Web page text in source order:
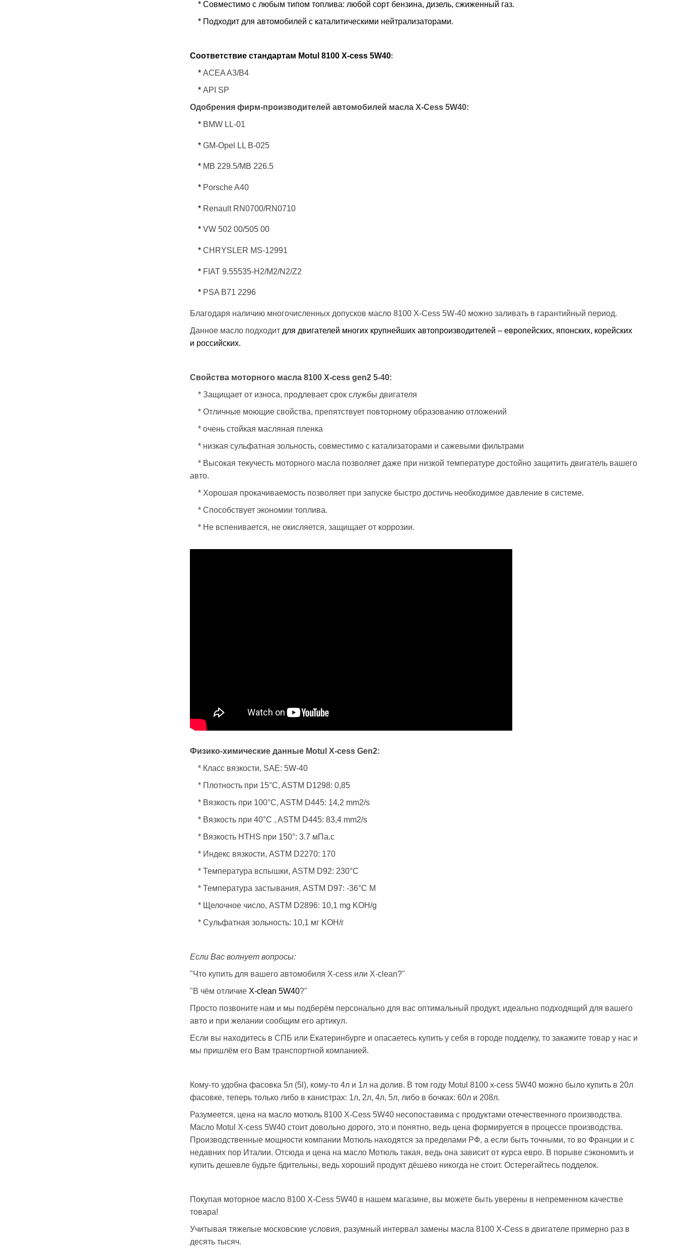
* Совместимо с любым типом топлива: любой сорт бензина, дизель, сжиженный газ.
* Подходит для автомобилей с каталитическими нейтрализаторами.
Соответствие стандартам Motul 8100 X-cess 5W40:
* ACEA A3/B4
* API SР
Одобрения фирм-производителей автомобилей масла X-Cess 5W40:
* BMW LL-01
* GM-Opel LL B-025
* MB 229.5/MB 226.5
* Porsche A40
* Renault RN0700/RN0710
* VW 502 00/505 00
* CHRYSLER MS-12991
* FIAT 9.55535-H2/M2/N2/Z2
* PSA B71 2296
Благодаря наличию многочисленных допусков масло 8100 X-Cess 5W-40 можно заливать в гарантийный период.
Данное масло подходит для двигателей многих крупнейших автопроизводителей – европейских, японских, корейских
и российских.
Свойства моторного масла 8100 X-cess gen2 5-40:
* Защищает от износа, продлевает срок службы двигателя
* Отличные моющие свойства, препятствует повторному образованию отложений
* очень стойкая масляная пленка
* низкая сульфатная зольность, совместимо с катализаторами и сажевыми фильтрами
* Высокая текучесть моторного масла позволяет даже при низкой температуре достойно защитить двигатель вашего
авто.
* Хорошая прокачиваемость позволяет при запуске быстро достичь необходимое давление в системе.
* Способствует экономии топлива.
* Не вспенивается, не окисляется, защищает от коррозии.
Физико-химические данные Motul X-cess Gen2:
* Класс вязкости, SAE: 5W-40
* Плотность при 15°C, ASTM D1298: 0,85
* Вязкость при 100°C, ASTM D445: 14,2 mm2/s
* Вязкость при 40°C , ASTM D445: 83,4 mm2/s
* Вязкость HTHS при 150°: 3.7 мПа.с
* Индекс вязкости, ASTM D2270: 170
* Температура вспышки, ASTM D92: 230°C
* Температура застывания, ASTM D97: -36°C М
* Щелочное число, ASTM D2896: 10,1 mg KOH/g
* Сульфатная зольность: 10,1 мг KOH/г
Если Вас волнует вопросы:
"Что купить для вашего автомобиля X-cess или X-clean?"
"В чём отличие X-clean 5W40?"
Просто позвоните нам и мы подберём персонально для вас оптимальный продукт, идеально подходящий для вашего
авто и при желании сообщим его артикул.
Если вы находитесь в СПБ или Екатеринбурге и опасаетесь купить у себя в городе подделку, то закажите товар у нас и
мы пришлём его Вам транспортной компанией.
Кому-то удобна фасовка 5л (5l), кому-то 4л и 1л на долив. В том году Motul 8100 x-cess 5W40 можно было купить в 20л
фасовке, теперь только либо в канистрах: 1л, 2л, 4л, 5л, либо в бочках: 60л и 208л.
Разумеется, цена на масло мотюль 8100 X-Cess 5W40 несопоставима с продуктами отечественного производства.
Масло Motul X-cess 5W40 стоит довольно дорого, это и понятно, ведь цена формируется в процессе производства.
Производственные мощности компании Мотюль находятся за пределами РФ, а если быть точными, то во Франции и с
недавних пор Италии. Отсюда и цена на масло Мотюль такая, ведь она зависит от курса евро. В порыве сэкономить и
купить дешевле будьте бдительны, ведь хороший продукт дёшево никогда не стоит. Остерегайтесь подделок.
Покупая моторное масло 8100 X-Cess 5W40 в нашем магазине, вы можете быть уверены в непременном качестве
товара!
Учитывая тяжелые московские условия, разумный интервал замены масла 8100 X-Cess в двигателе примерно раз в
десять тысяч.